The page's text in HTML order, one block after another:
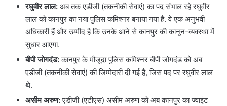
रघुवीर लाल: अब तक एडीजी (तकनीकी सेवाएं) का पद संभाल रहे रघुवीर
लाल को कानपुर का नया पुलिस कमिश्नर बनाया गया है. वे एक अनुभवी
अधिकारी हैं और उम्मीद है कि उनके आने से कानपुर की कानून-व्यवस्था में
सुधार आएगा.
बीपी जोगदंड:कानपुर के मौजूदा पुलिस कमिश्नर बीपी जोगदंड को अब
एडीजी (तकनीकी सेवाएं) की जिम्मेदारी दी गई है, जिस पद पर रघुवीर लाल
थे.
असीम अरुण:एडीजी (एटीएस) असीम अरुण को अब कानपुर का ज्वाइंट